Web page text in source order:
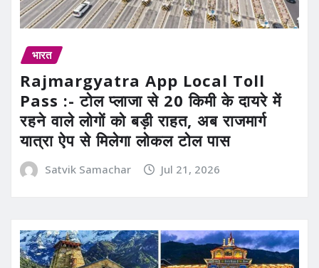
भारत
Rajmargyatra App Local Toll
Pass :- टोल प्लाजा से 20 किमी के दायरे में
रहने वाले लोगों को बड़ी राहत, अब राजमार्ग
यात्रा ऐप से मिलेगा लोकल टोल पास
Satvik Samachar Jul 21, 2026